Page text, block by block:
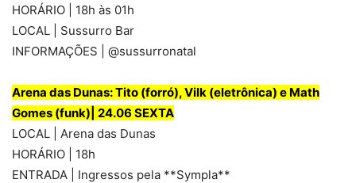
HORÁRIO | 18h às 01h
LOCAL | Sussurro Bar
INFORMAÇÕES | @sussurronatal
Arena das Dunas: Tito (forró), Vilk (eletrônica) e Math
Gomes (funk) 24.06 SEXTA
LOCAL | Arena das Dunas
HORÁRIO | 18h
ENTRADA | Ingressos pela **Sympla**